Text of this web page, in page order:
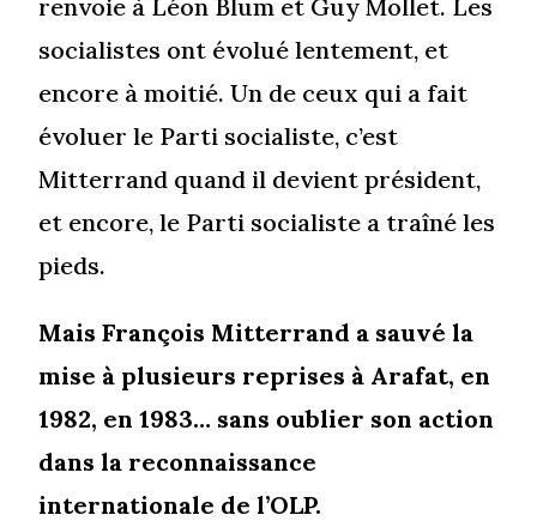
renvoie à Léon Blum et Guy Mollet. Les
socialistes ont évolué lentement, et
encore à moitié. Un de ceux qui a fait
évoluer le Parti socialiste, c’est
Mitterrand quand il devient président,
et encore, le Parti socialiste a traîné les
pieds.
Mais François Mitterrand a sauvé la
mise à plusieurs reprises à Arafat, en
1982, en 1983… sans oublier son action
dans la reconnaissance
internationale de l’OLP.